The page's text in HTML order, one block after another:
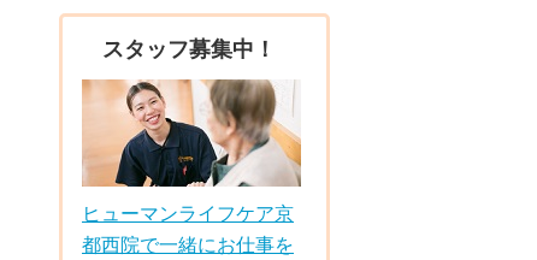
スタッフ募集中！
ヒューマンライフケア京
都西院で一緒にお仕事を